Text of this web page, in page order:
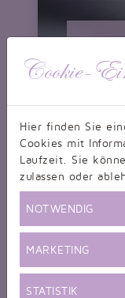
Cookie-
Hier finden Sie
Cookies mit
Laufzeit. Sie
zulassen oder
NOTWENDIG
MARKETING
STATISTIK